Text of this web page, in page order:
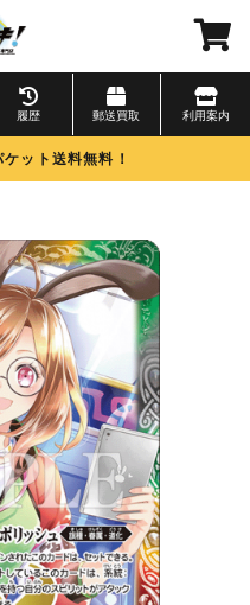
履歴 郵送買取 利用案内
ット送料無料！